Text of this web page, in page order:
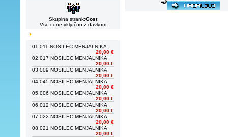
Skupina strank:Gost
Vse cene vključno z davkom
01. 011 NOSILEC MENJALNIKA
20,00 €
02. 017 NOSILEC MENJALNIKA
20,00 €
03. 009 NOSILEC MENJALNIKA
20,00 €
04. 045 NOSILEC MENJALNIKA
20,00 €
05. 006 NOSILEC MENJALNIKA
20,00 €
06. 012 NOSILEC MENJALNIKA
20,00 €
07. 022 NOSILEC MENJALNIKA
20,00 €
08. 021 NOSILEC MENJALNIKA
20,00 €